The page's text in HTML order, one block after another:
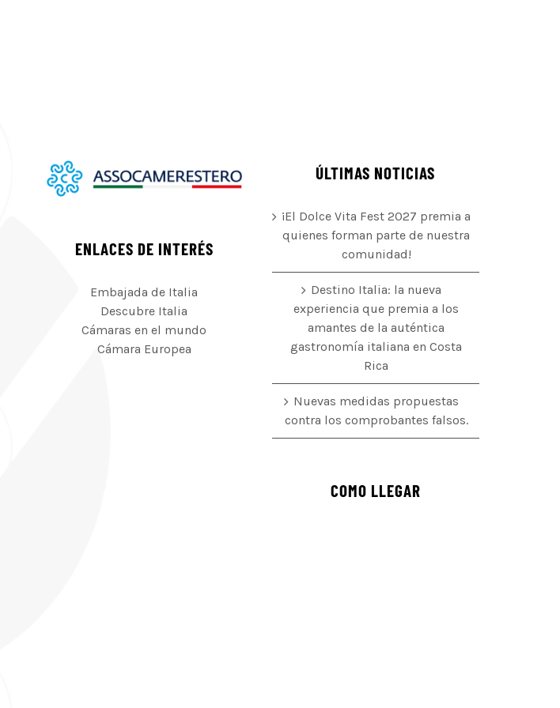
ENLACES DE INTERÉS
Embajada de Italia
Descubre Italia
Cámaras en el mundo
Cámara Europea
ÚLTIMAS NOTICIAS
¡El Dolce Vita Fest 2027 premia a
quienes forman parte de nuestra
comunidad!
Destino Italia: la nueva
experiencia que premia a los
amantes de la auténtica
gastronomía italiana en Costa
Rica
Nuevas medidas propuestas
contra los comprobantes falsos.
COMO LLEGAR